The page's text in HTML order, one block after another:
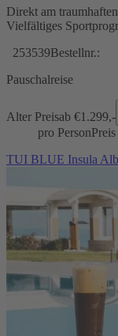
Direkt am
Vielfältiges
253539Bestellnr.:
Pauschalreise
Alter Preisab €1.299,-
pro Person
TUI BLUE Insula